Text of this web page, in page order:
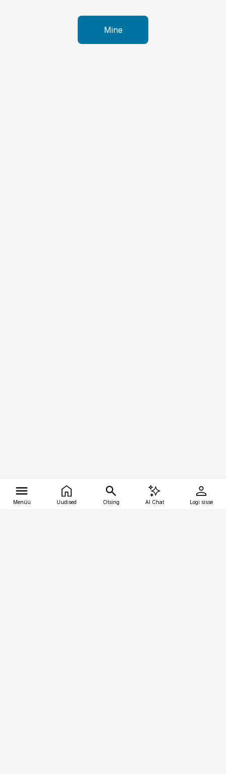
Mine
Menüü Uudised Otsing AI Chat Logi sisse